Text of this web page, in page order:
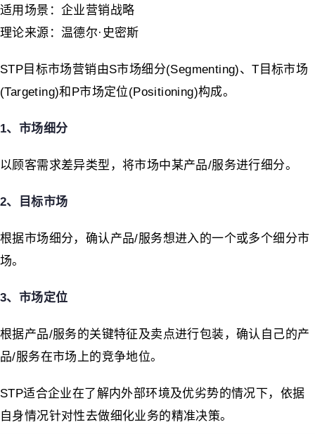
适用场景：企业营销战略
理论来源：温德尔·史密斯
STP目标市场营销由S市场细分(Segmenting)、T目标市场
(Targeting)和P市场定位(Positioning)构成。
1、市场细分
以顾客需求差异类型，将市场中某产品/服务进行细分。
2、目标市场
根据市场细分，确认产品/服务想进入的一个或多个细分市
场。
3、市场定位
根据产品/服务的关键特征及卖点进行包装，确认自己的产
品/服务在市场上的竞争地位。
STP适合企业在了解内外部环境及优劣势的情况下，依据
自身情况针对性去做细化业务的精准决策。